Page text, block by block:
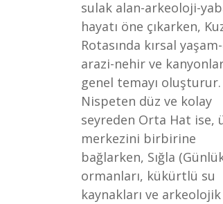
sulak alan-arkeoloji-
hayatı öne çıkarken,
Rotasında kırsal
arazi-nehir ve
genel temayı oluşturur.
Nispeten düz ve kolay
seyreden Orta Hat ise,
merkezini birbirine
bağlarken, Sığla
ormanları, kükürtlü su
kaynakları ve arkeolojik